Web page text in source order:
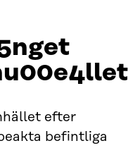
efter
befintliga